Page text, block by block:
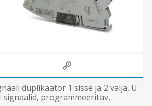
duplikaator 1 sisse ja 2 välja, U
signaalid, programmeeritav,